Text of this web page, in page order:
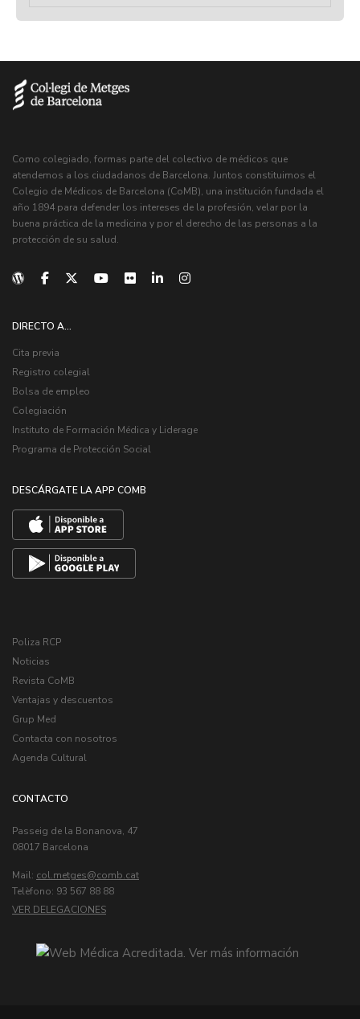
Como colegiado, formas parte del colectivo de médicos que
atendemos a los ciudadanos de Barcelona. Juntos constituimos el
Colegio de Médicos de Barcelona (CoMB), una institución fundada el
año 1894 para defender los intereses de la profesión, velar por la
buena práctica de la medicina y por el derecho de las personas a la
protección de su salud.
DIRECTO A...
Cita previa
Registro colegial
Bolsa de empleo
Colegiación
Instituto de Formación Médica y Liderage
Programa de Protección Social
DESCÁRGATE LA APP COMB
Poliza RCP
Noticias
Revista CoMB
Ventajas y descuentos
Grup Med
Contacta con nosotros
Agenda Cultural
CONTACTO
Passeig de la Bonanova, 47
08017 Barcelona
Mail: col.metges
Telèfono: 93 567 88 88
VER DELEGACIONES